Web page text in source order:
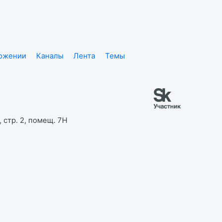
Каналы Лента
Темы
стр. 2, помещ. 7Н